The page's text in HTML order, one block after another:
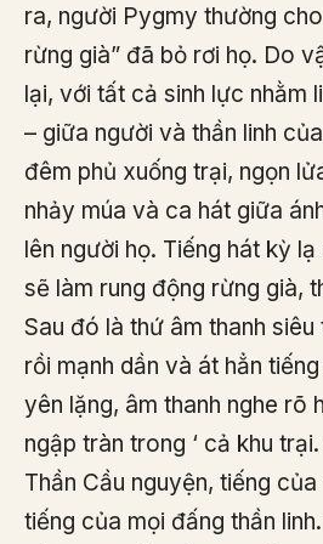
ra, người Pygmy thường
rừng già” đã bỏ rơi họ. Do
lại, với tất cả sinh lực nhằm
– giữa người và thần linh
đêm phủ xuống trại, ngọn
nhảy múa và ca hát giữa
lên người họ. Tiếng hát kỳ
sẽ làm rung động rừng già,
Sau đó là thứ âm thanh
rồi mạnh dần và át hẳn
yên lặng, âm thanh nghe rõ
ngập tràn trong ‘ cả khu
Thần Cầu nguyện, tiếng của
tiếng của mọi đấng thần